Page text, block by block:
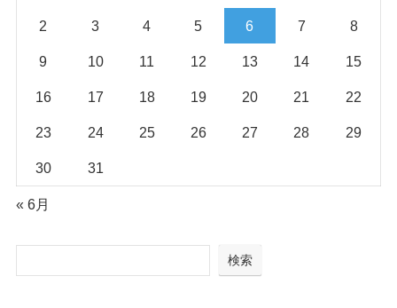
2 3 4 5 6 7 8
9 10 11 12 13 14 15
16 17 18 19 20 21 22
23 24 25 26 27 28 29
30 31
« 6月
検索